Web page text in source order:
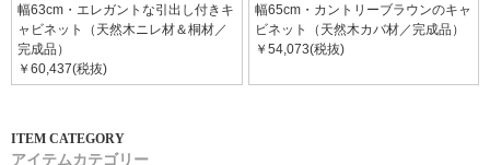
幅63cm・エレガントな引出し付きキ
ャビネット（天然木ニレ材＆桐材／
完成品）
￥60,437(税抜)
幅65cm・カントリーブラウンのキャ
ビネット（天然木カバ材／完成品）
￥54,073(税抜)
アイテムカテゴリー